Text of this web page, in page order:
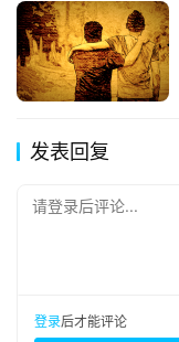
发表回复
请登录后评论...
登录后才能评论